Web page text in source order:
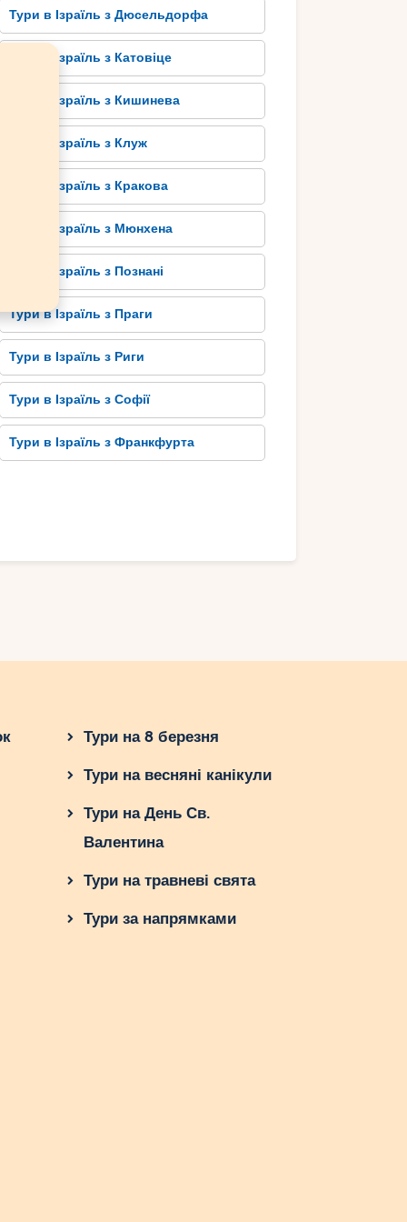
Тури в Ізраїль з Дюсельдорфа
Тури в Ізраїль з Катовіце
Тури в Ізраїль з Кишинева
Тури в Ізраїль з Клуж
Тури в Ізраїль з Кракова
Тури в Ізраїль з Мюнхена
Тури в Ізраїль з Познані
Тури в Ізраїль з Праги
Тури в Ізраїль з Риги
Тури в Ізраїль з Софії
Тури в Ізраїль з Франкфурта
Тури на 8 березня
Тури на весняні канікули
Тури на День Св.
Валентина
Тури на травневі свята
Тури за напрямками